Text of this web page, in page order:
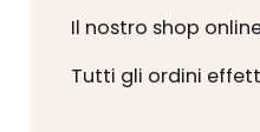
Il nostro shop
Tutti gli ordini